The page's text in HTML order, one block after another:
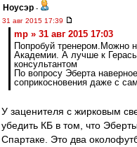
Ноусэр -
31 авг 2015 17:39
mp » 31 авг 2015 17:03
Попробуй тренером.Можно
Академии. А лучше к
консультантом
По вопросу Эберта
соприкосновения даже с
У заценителя с жирковым
убедить КБ в том, что
Спартаке. Это два